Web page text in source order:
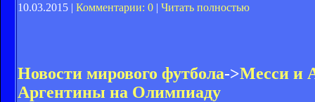
10.03.2015 | Комментарии: 0 | Читать полностью
Новости мирового футбола->Месси и
Аргентины на Олимпиаду